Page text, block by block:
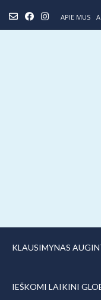
content
APIE MUS
KLAUSIMYNAS
IEŠKOMI LAIKINI